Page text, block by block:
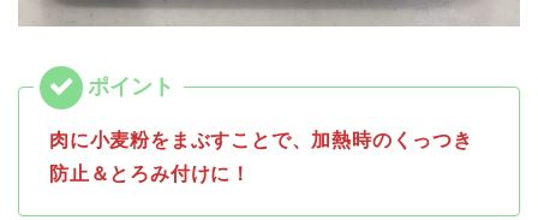
肉に小麦粉をまぶすことで、加熱時のくっつき
防止＆とろみ付けに！